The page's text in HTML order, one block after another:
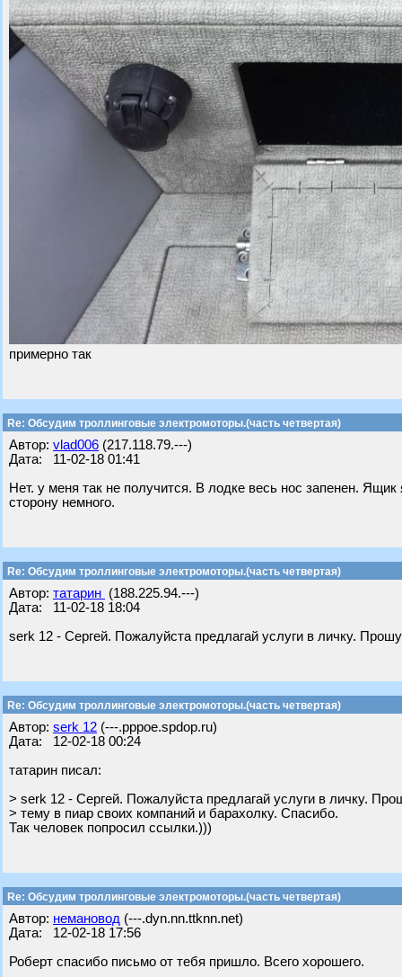
примерно так
Re: Обсудим троллинговые электромоторы.(часть четвертая)
Автор: vlad006 (217.118.79.---)
Дата: 11-02-18 01:41
Нет. у меня так не получится. В лодке весь нос запенен.
сторону немного.
Re: Обсудим троллинговые электромоторы.(часть четвертая)
Автор: татарин (188.225.94.---)
Дата: 11-02-18 18:04
serk 12 - Сергей. Пожалуйста предлагай услуги в личку.
Re: Обсудим троллинговые электромоторы.(часть четвертая)
Автор: serk 12 (---.pppoe.spdop.ru)
Дата: 12-02-18 00:24
татарин писал:
> serk 12 - Сергей. Пожалуйста предлагай услуги в личку.
> тему в пиар своих компаний и барахолку. Спасибо.
Так человек попросил ссылки.)))
Re: Обсудим троллинговые электромоторы.(часть четвертая)
Автор: немановод (---.dyn.nn.ttknn.net)
Дата: 12-02-18 17:56
Роберт спасибо письмо от тебя пришло. Всего хорошего.